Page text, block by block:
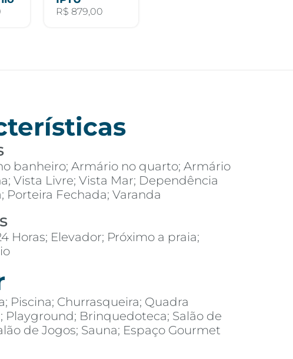
R$ 879,00
banheiro; Armário no quarto; Armário
Vista Livre; Vista Mar; Dependência
Porteira Fechada; Varanda
Horas; Elevador; Próximo a praia;
Piscina; Churrasqueira; Quadra
Playground; Brinquedoteca; Salão de
de Jogos; Sauna; Espaço Gourmet